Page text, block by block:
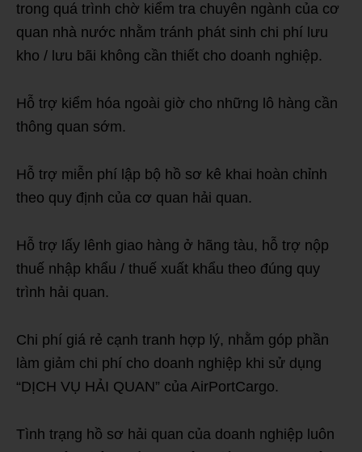
trong quá trình chờ kiểm tra chuyên ngành của cơ
quan nhà nước nhằm tránh phát sinh chi phí lưu
kho / lưu bãi không cần thiết cho doanh nghiệp.
Hỗ trợ kiểm hóa ngoài giờ cho những lô hàng cần
thông quan sớm.
Hỗ trợ miễn phí lập bộ hồ sơ kê khai hoàn chỉnh
theo quy định của cơ quan hải quan.
Hỗ trợ lấy lênh giao hàng ở hãng tàu, hỗ trợ nộp
thuế nhập khẩu / thuế xuất khẩu theo đúng quy
trình hải quan.
Chi phí giá rẻ cạnh tranh hợp lý, nhằm góp phần
làm giảm chi phí cho doanh nghiệp khi sử dụng
“DỊCH VỤ HẢI QUAN” của AirPortCargo.
Tình trạng hồ sơ hải quan của doanh nghiệp luôn